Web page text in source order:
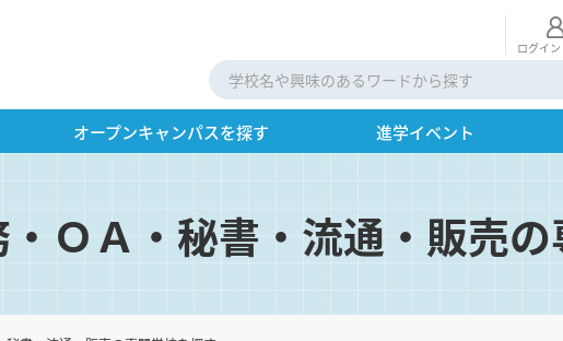
ログイ
オープンキャンパスを探す 進学イベント
ＯＡ・秘書・流通・販売